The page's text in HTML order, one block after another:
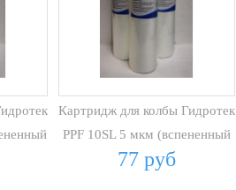
Картридж для колбы Гидротек
PPF 10SL 5 мкм (вспененный
ПП)
77 руб